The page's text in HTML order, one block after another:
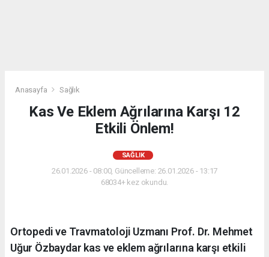
Anasayfa Sağlık
Kas Ve Eklem Ağrılarına Karşı 12
Etkili Önlem!
SAĞLIK
26.01.2026 - 08:00, Güncelleme: 26.01.2026 - 13:17
68034+ kez okundu.
Ortopedi ve Travmatoloji Uzmanı Prof. Dr. Mehmet
Uğur Özbaydar kas ve eklem ağrılarına karşı etkili